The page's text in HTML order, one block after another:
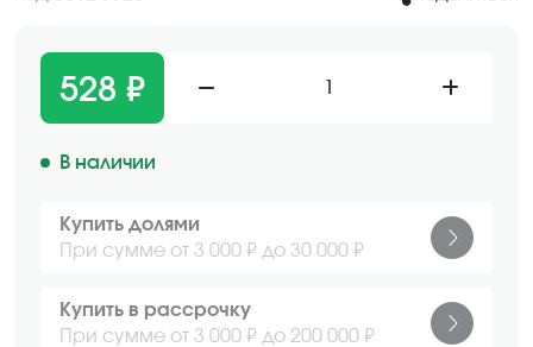
528 ₽
В наличии
Купить долями
При сумме от 3 000 ₽ до 30 000 ₽
Купить в рассрочку
При сумме от 3 000 ₽ до 200 000 ₽